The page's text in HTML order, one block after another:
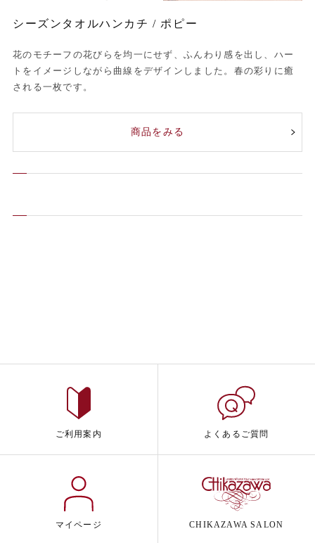
シーズンタオルハンカチ / ポピー
花のモチーフの花びらを均一にせず、ふんわり感を出し、ハー
トをイメージしながら曲線をデザインしました。春の彩りに癒
される一枚です。
商品をみる
ご利用案内 よくあるご質問
マイページ CHIKAZAWA SALON